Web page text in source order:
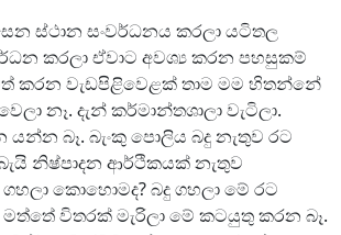
ස්ථාන සංවර්ධනය කරලා යටිතල
කරලා ඒවාට අවශ්‍ය කරන පහසුකම්
කරන වැඩපිළිවෙළක් තාම මම හිතන්නේ
නෑ. දැන් කර්මාන්තශාලා වැටිලා.
යන්න බෑ. බැංකු පොලිය බදු නැතුව රට
නිෂ්පාදන ආර්ථිකයක් නැතුව
කොහොමද? බදු ගහලා මේ රට
විතරක් මැරිලා මේ කටයුතු කරන බෑ.